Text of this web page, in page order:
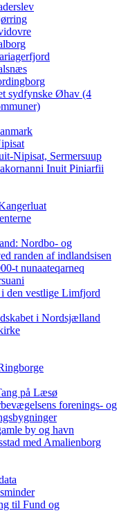
sydfynske Øhav (4
Nipisat, Sermersuup
Inuit Piniarfii
Nordbo- og
randen af indlandsisen
t nunaateqarneq
den vestlige Limfjord
i Nordsjælland
på Læsø
forenings- og
by og havn
med Amalienborg
til Fund og